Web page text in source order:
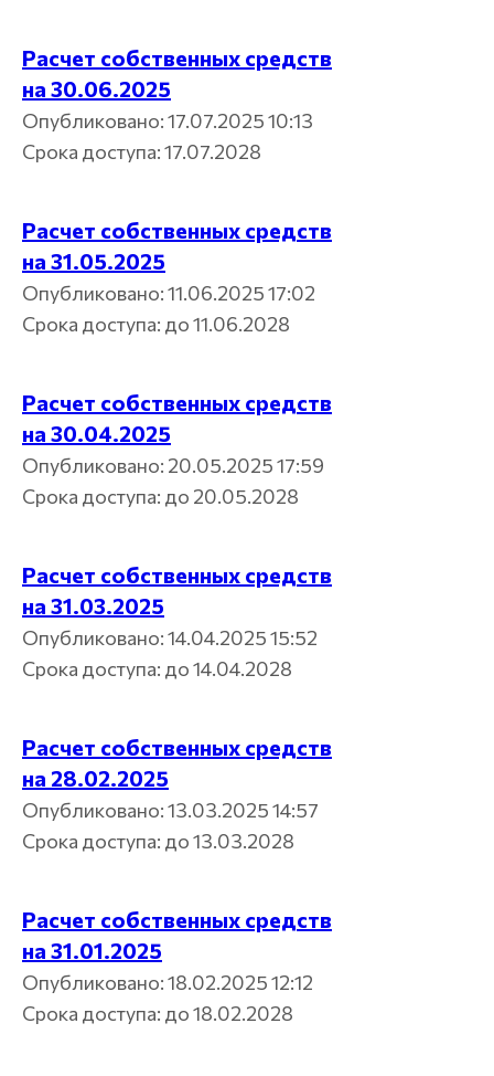
Расчет собственных средств
на 30.06.2025
Опубликовано: 17.07.2025 10:13
Срока доступа: 17.07.2028
Расчет собственных средств
на 31.05.2025
Опубликовано: 11.06.2025 17:02
Срока доступа: до 11.06.2028
Расчет собственных средств
на 30.04.2025
Опубликовано: 20.05.2025 17:59
Срока доступа: до 20.05.2028
Расчет собственных средств
на 31.03.2025
Опубликовано: 14.04.2025 15:52
Срока доступа: до 14.04.2028
Расчет собственных средств
на 28.02.2025
Опубликовано: 13.03.2025 14:57
Срока доступа: до 13.03.2028
Расчет собственных средств
на 31.01.2025
Опубликовано: 18.02.2025 12:12
Срока доступа: до 18.02.2028